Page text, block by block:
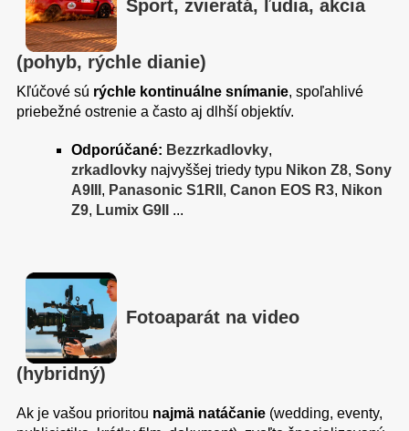
Šport, zvieratá, ľudia, akcia
(pohyb, rýchle dianie)
Kľúčové sú rýchle kontinuálne snímanie, spoľahlivé
priebežné ostrenie a často aj dlhší objektív.
Odporúčané: Bezzrkadlovky,
zrkadlovky najvyššej triedy typu Nikon Z8, Sony
A9III , Panasonic S1RII , Canon EOS R3, Nikon
Z9, Lumix G9II ...
Fotoaparát na video
(hybridný)
Ak je vašou prioritou najmä natáčanie (wedding, eventy,